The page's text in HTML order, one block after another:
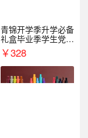
青锦开学季升学必备
礼盒毕业季学生党户
外出行备考装备礼品
￥328